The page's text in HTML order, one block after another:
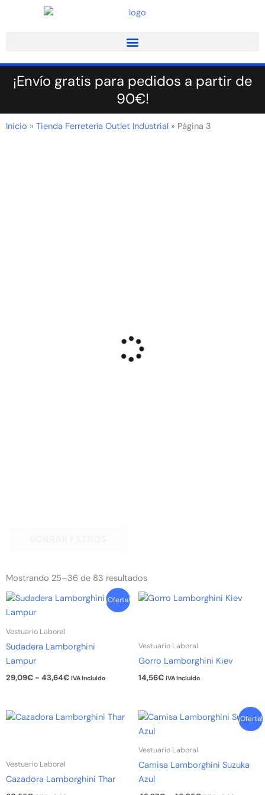
¡Envío gratis para pedidos a partir de
90€!
Inicio » Tienda Ferretería Outlet Industrial » Página 3
Mostrando 25–36 de 83 resultadospor
¡Oferta!
Vestuario Laboral
Sudadera Lamborghini
Lampur
29,09€ - 43,64€
Rango
hasta
IVA Incluido
Este
producto
tiene
múltiples
variantes.
opciones
pueden
página
de
Vestuario Laboral
Gorro Lamborghini Kiev
14,56€ IVA Incluido
Vestuario Laboral
Cazadora Lamborghini Thar
Este
múltiples
variantes.
¡Oferta!
Vestuario Laboral
Camisa Lamborghini Suzuka
Azul
Rango
hasta
Este
producto
tiene
múltiples
variantes.